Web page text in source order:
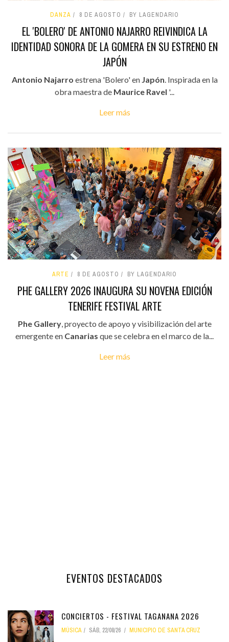
DANZA 8 DE AGOSTO BY LAGENDARIO
EL 'BOLERO' DE ANTONIO NAJARRO REIVINDICA LA
IDENTIDAD SONORA DE LA GOMERA EN SU ESTRENO EN
JAPÓN
Antonio Najarro estrena 'Bolero' en Japón . Inspirada en la
obra maestra de Maurice Ravel '...
Leer más
ARTE 8 DE AGOSTO BY LAGENDARIO
PHE GALLERY 2026 INAUGURA SU NOVENA EDICIÓN
TENERIFE FESTIVAL ARTE
Phe Gallery, proyecto de apoyo y visibilización del arte
emergente en Canarias que se celebra en el marco de la...
Leer más
EVENTOS DESTACADOS
CONCIERTOS - FESTIVAL TAGANANA 2026
MÚSICA SÁB, 22/08/26 MUNICIPIO DE SANTA CRUZ